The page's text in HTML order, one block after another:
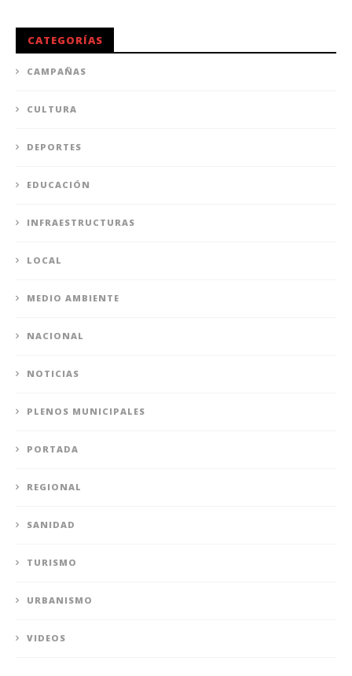
CATEGORÍAS
CAMPAÑAS
CULTURA
DEPORTES
EDUCACIÓN
INFRAESTRUCTURAS
LOCAL
MEDIO AMBIENTE
NACIONAL
NOTICIAS
PLENOS MUNICIPALES
PORTADA
REGIONAL
SANIDAD
TURISMO
URBANISMO
VIDEOS